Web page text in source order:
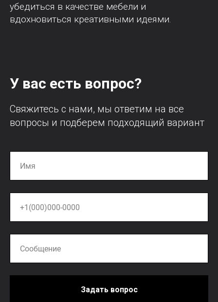
убедиться в качестве мебели и
вдохновиться креативными идеями.
У вас есть вопрос?
Свяжитесь с нами, мы ответим на все
вопросы и подберем подходящий вариант
Задать вопрос